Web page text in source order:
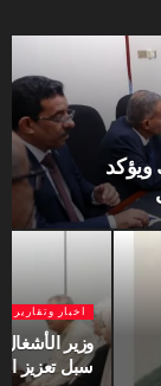
ويؤكد
اخبار وتقارير
وزير
سبل تعزيز